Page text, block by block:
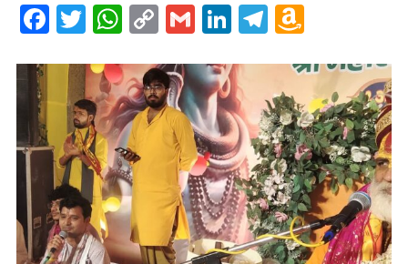
Facebook
Twitter
WhatsApp
CopyGmailLinkedIn
Telegram
List